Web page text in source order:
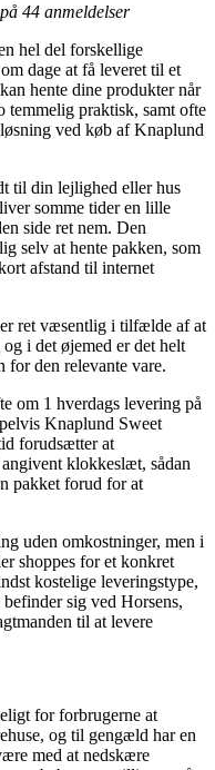
44 anmeldelser
hel del forskellige
dage at få leveret til et
hente dine produkter når
temmelig praktisk, samt ofte
ved køb af Knaplund
til din lejlighed eller hus
somme tider en lille
side ret nem. Den
selv at hente pakken, som
afstand til internet
ret væsentlig i tilfælde af at
i det øjemed er det helt
for den relevante vare.
om 1 hverdags levering på
Knaplund Sweet
forudsætter at
klokkeslæt, sådan
pakket forud for at
uden omkostninger, men i
shoppes for et konkret
kostelige leveringstype,
sig ved Horsens,
til at levere
for forbrugerne at
og til gengæld har en
med at nedskære